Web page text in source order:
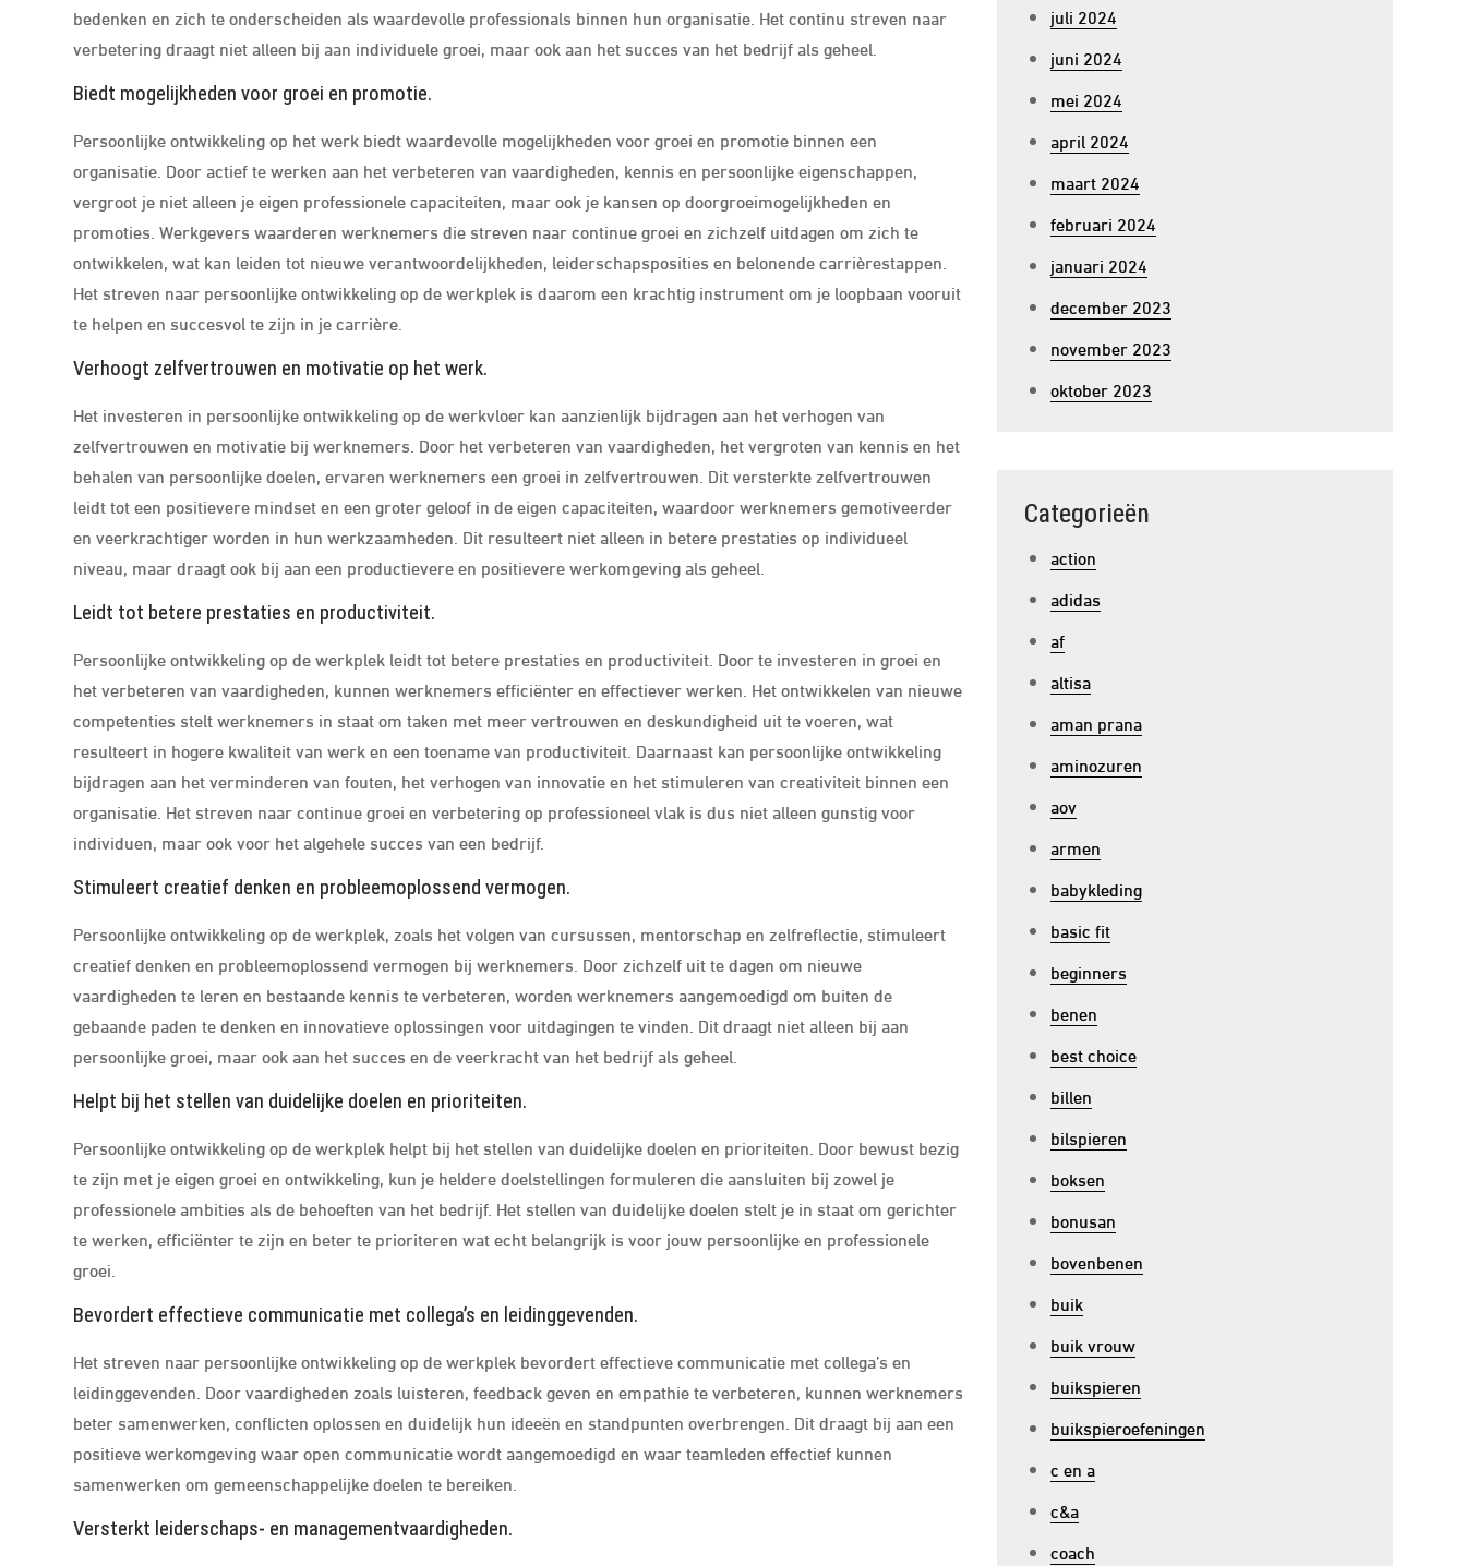
bedenken en zich te onderscheiden als waardevolle professionals binnen hun organisatie. Het continu streven naar
verbetering draagt niet alleen bij aan individuele groei, maar ook aan het succes van het bedrijf als geheel.
Biedt mogelijkheden voor groei en promotie.
Persoonlijke ontwikkeling op het werk biedt waardevolle mogelijkheden voor groei en promotie binnen een
organisatie. Door actief te werken aan het verbeteren van vaardigheden, kennis en persoonlijke eigenschappen,
vergroot je niet alleen je eigen professionele capaciteiten, maar ook je kansen op doorgroeimogelijkheden en
promoties. Werkgevers waarderen werknemers die streven naar continue groei en zichzelf uitdagen om zich te
ontwikkelen, wat kan leiden tot nieuwe verantwoordelijkheden, leiderschapsposities en belonende carrièrestappen.
Het streven naar persoonlijke ontwikkeling op de werkplek is daarom een krachtig instrument om je loopbaan vooruit
te helpen en succesvol te zijn in je carrière.
Verhoogt zelfvertrouwen en motivatie op het werk.
Het investeren in persoonlijke ontwikkeling op de werkvloer kan aanzienlijk bijdragen aan het verhogen van
zelfvertrouwen en motivatie bij werknemers. Door het verbeteren van vaardigheden, het vergroten van kennis en het
behalen van persoonlijke doelen, ervaren werknemers een groei in zelfvertrouwen. Dit versterkte zelfvertrouwen
leidt tot een positievere mindset en een groter geloof in de eigen capaciteiten, waardoor werknemers gemotiveerder
en veerkrachtiger worden in hun werkzaamheden. Dit resulteert niet alleen in betere prestaties op individueel
niveau, maar draagt ook bij aan een productievere en positievere werkomgeving als geheel.
Leidt tot betere prestaties en productiviteit.
Persoonlijke ontwikkeling op de werkplek leidt tot betere prestaties en productiviteit. Door te investeren in groei en
het verbeteren van vaardigheden, kunnen werknemers efficiënter en effectiever werken. Het ontwikkelen van nieuwe
competenties stelt werknemers in staat om taken met meer vertrouwen en deskundigheid uit te voeren, wat
resulteert in hogere kwaliteit van werk en een toename van productiviteit. Daarnaast kan persoonlijke ontwikkeling
bijdragen aan het verminderen van fouten, het verhogen van innovatie en het stimuleren van creativiteit binnen een
organisatie. Het streven naar continue groei en verbetering op professioneel vlak is dus niet alleen gunstig voor
individuen, maar ook voor het algehele succes van een bedrijf.
Stimuleert creatief denken en probleemoplossend vermogen.
Persoonlijke ontwikkeling op de werkplek, zoals het volgen van cursussen, mentorschap en zelfreflectie, stimuleert
creatief denken en probleemoplossend vermogen bij werknemers. Door zichzelf uit te dagen om nieuwe
vaardigheden te leren en bestaande kennis te verbeteren, worden werknemers aangemoedigd om buiten de
gebaande paden te denken en innovatieve oplossingen voor uitdagingen te vinden. Dit draagt niet alleen bij aan
persoonlijke groei, maar ook aan het succes en de veerkracht van het bedrijf als geheel.
Helpt bij het stellen van duidelijke doelen en prioriteiten.
Persoonlijke ontwikkeling op de werkplek helpt bij het stellen van duidelijke doelen en prioriteiten. Door bewust bezig
te zijn met je eigen groei en ontwikkeling, kun je heldere doelstellingen formuleren die aansluiten bij zowel je
professionele ambities als de behoeften van het bedrijf. Het stellen van duidelijke doelen stelt je in staat om gerichter
te werken, efficiënter te zijn en beter te prioriteren wat echt belangrijk is voor jouw persoonlijke en professionele
groei.
Bevordert effectieve communicatie met collega’s en leidinggevenden.
Het streven naar persoonlijke ontwikkeling op de werkplek bevordert effectieve communicatie met collega’s en
leidinggevenden. Door vaardigheden zoals luisteren, feedback geven en empathie te verbeteren, kunnen werknemers
beter samenwerken, conflicten oplossen en duidelijk hun ideeën en standpunten overbrengen. Dit draagt bij aan een
positieve werkomgeving waar open communicatie wordt aangemoedigd en waar teamleden effectief kunnen
samenwerken om gemeenschappelijke doelen te bereiken.
Versterkt leiderschaps- en managementvaardigheden.
juli 2024
juni 2024
mei 2024
april 2024
maart 2024
februari 2024
januari 2024
december 2023
november 2023
oktober 2023
Categorieën
action
adidas
af
altisa
aman prana
aminozuren
aov
armen
babykleding
basic fit
beginners
benen
best choice
billen
bilspieren
boksen
bonusan
bovenbenen
buik
buik vrouw
buikspieren
buikspieroefeningen
c en a
c&a
coach